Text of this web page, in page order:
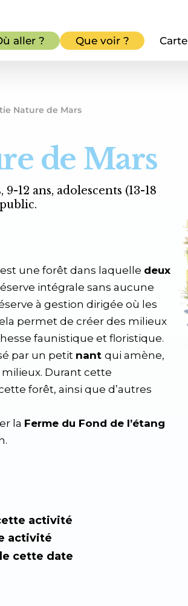
aller ? Que voir ? Carte
Nature de Mars
de Mars
12 ans, adolescents (13-18
une forêt dans laquelle deux
intégrale sans aucune
à gestion dirigée où les
permet de créer des milieux
faunistique et floristique.
par un petit nant qui amène,
milieux. Durant cette
forêt, ainsi que d’autres
la Ferme du Fond de l’étang
activité
activité
cette date